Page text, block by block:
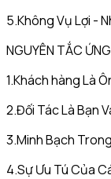
5.Không Vụ Lợi -
NGUYÊN TẮC
1.Khách hàng Là
2.Đối Tác Là Bạn
3.Minh Bạch
4.Sự Ưu Tú Của